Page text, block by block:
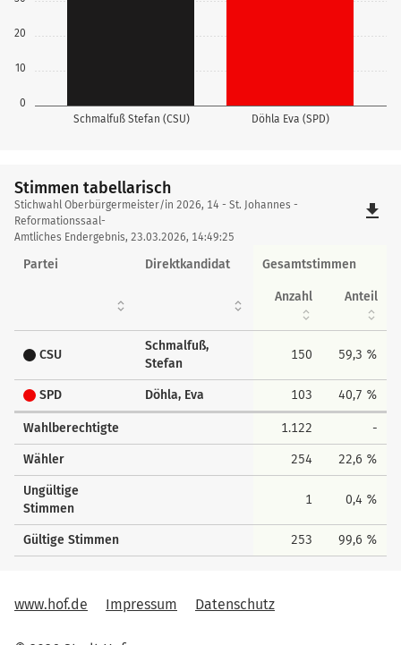
0
10
20
Schmalfuß Stefan (CSU) Döhla Eva (SPD)
Stimmen tabellarisch
Stimmen
tabellarisch
Stichwahl Oberbürgermeister/in 2026, 14 - St. Johannes -
Reformationssaal-
Amtliches Endergebnis, 23.03.2026, 14:49:25
file_download
Partei Direktkandidat Gesamtstimmen
Anzahl Anteil
CSU
Schmalfuß,
Stefan
150 59,3 %
SPD Döhla, Eva 103 40,7 %
Wahlberechtigte 1.122 -
Wähler 254 22,6 %
Ungültige
Stimmen
1 0,4 %
Gültige Stimmen 253 99,6 %
www.hof.de Impressum Datenschutz